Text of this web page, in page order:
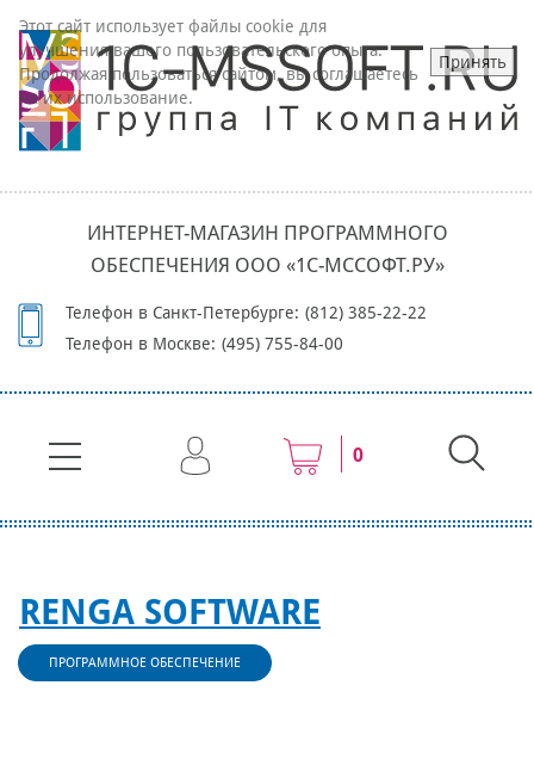
ИНТЕРНЕТ-МАГАЗИН ПРОГРАММНОГО
ОБЕСПЕЧЕНИЯ ООО «1С-МССОФТ.РУ»
Телефон в Санкт-Петербурге: (812) 385-22-22
Телефон в Москве: (495) 755-84-00
0
RENGA SOFTWARE
ПРОГРАММНОЕ ОБЕСПЕЧЕНИЕ
Этот сайт использует файлы cookie для
улучшения вашего пользовательского опыта.
Продолжая пользоваться сайтом, вы соглашаетесь
на их использование.
Принять